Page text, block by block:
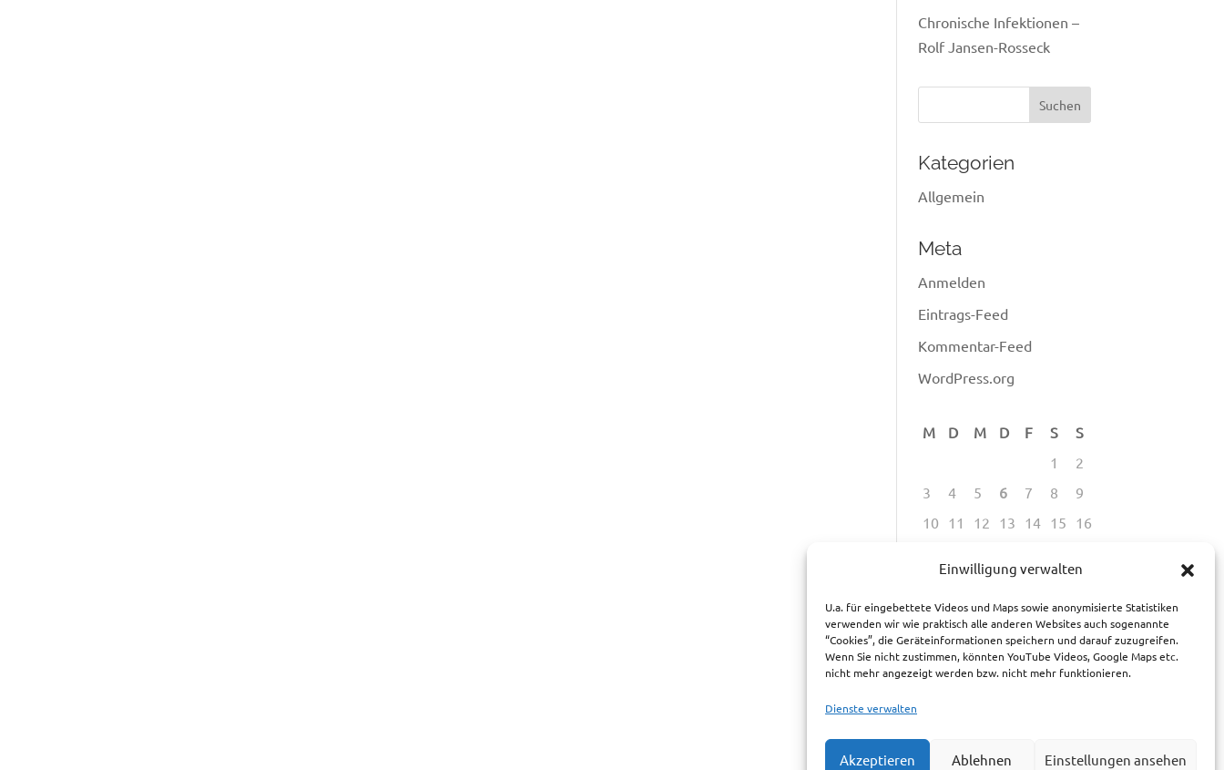
Einwilligung verwalten
U.a. für eingebettete Videos und Maps sowie anonymisierte Statistiken
verwenden wir wie praktisch alle anderen Websites auch sogenannte
“Cookies”, die Geräteinformationen speichern und darauf zuzugreifen.
Wenn Sie nicht zustimmen, könnten YouTube Videos, Google Maps etc.
nicht mehr angezeigt werden bzw. nicht mehr funktionieren.
Dienste verwalten
Akzeptieren Ablehnen Einstellungen ansehen
Chronische Infektionen –
Rolf Jansen-Rosseck
Kategorien
Allgemein
Meta
Anmelden
Eintrags-Feed
Kommentar-Feed
WordPress.org
August 2026
M D M D F S
S
1
2
3
4 5 6 7 8
9
10 11 12 13 14 15 16
26 27
31
« Mai